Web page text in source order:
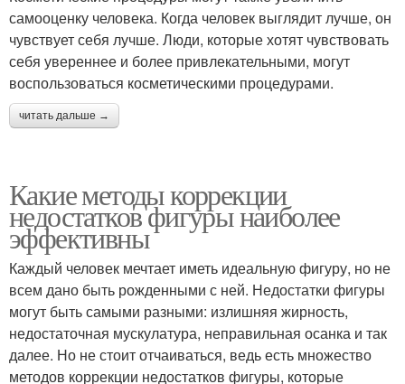
самооценку человека. Когда человек выглядит лучше, он
чувствует себя лучше. Люди, которые хотят чувствовать
себя увереннее и более привлекательными, могут
воспользоваться косметическими процедурами.
читать дальше →
Какие методы коррекции
недостатков фигуры наиболее
эффективны
Каждый человек мечтает иметь идеальную фигуру, но не
всем дано быть рожденными с ней. Недостатки фигуры
могут быть самыми разными: излишняя жирность,
недостаточная мускулатура, неправильная осанка и так
далее. Но не стоит отчаиваться, ведь есть множество
методов коррекции недостатков фигуры, которые